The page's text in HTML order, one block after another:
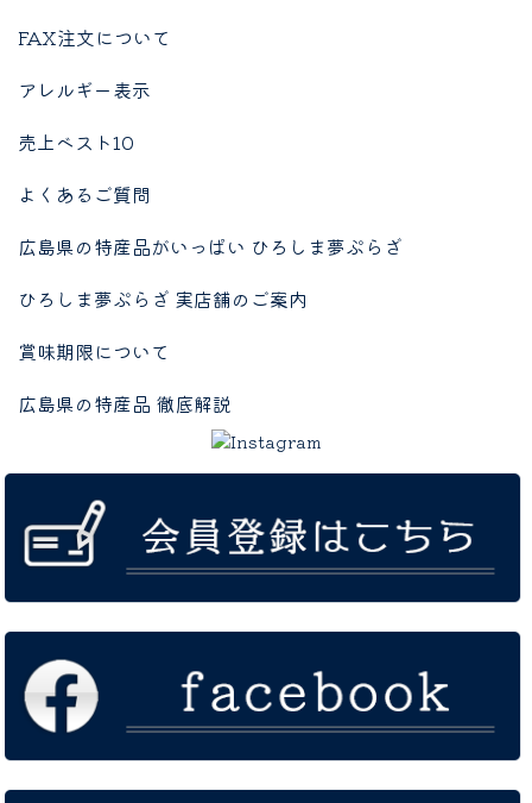
FAX注文について
アレルギー表示
売上ベスト10
よくあるご質問
広島県の特産品がいっぱい ひろしま夢ぷらざ
ひろしま夢ぷらざ 実店舗のご案内
賞味期限について
広島県の特産品 徹底解説